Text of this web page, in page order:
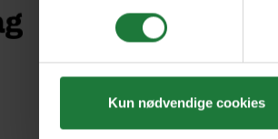
Kun nødvendige cookies